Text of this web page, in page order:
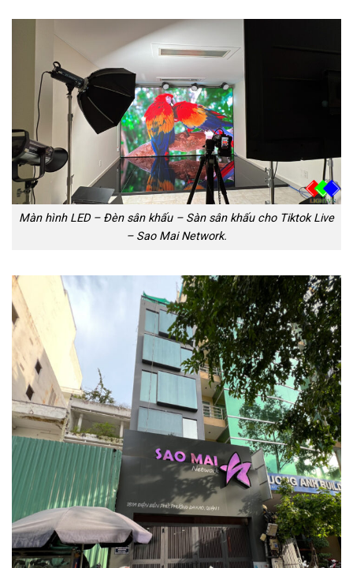
Màn hình LED – Đèn sân khấu – Sàn sân khấu cho Tiktok Live
– Sao Mai Network.